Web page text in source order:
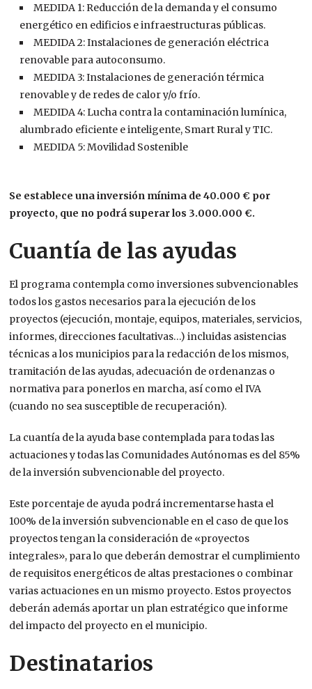
MEDIDA 1: Reducción de la demanda y el consumo
energético en edificios e infraestructuras públicas.
MEDIDA 2: Instalaciones de generación eléctrica
renovable para autoconsumo.
MEDIDA 3: Instalaciones de generación térmica
renovable y de redes de calor y/o frío.
MEDIDA 4: Lucha contra la contaminación lumínica,
alumbrado eficiente e inteligente, Smart Rural y TIC.
MEDIDA 5: Movilidad Sostenible
Se establece una inversión mínima de 40.000 € por
proyecto, que no podrá superar los 3.000.000 €.
Cuantía de las ayudas
El programa contempla como inversiones subvencionables
todos los gastos necesarios para la ejecución de los
proyectos (ejecución, montaje, equipos, materiales, servicios,
informes, direcciones facultativas…) incluidas asistencias
técnicas a los municipios para la redacción de los mismos,
tramitación de las ayudas, adecuación de ordenanzas o
normativa para ponerlos en marcha, así como el IVA
(cuando no sea susceptible de recuperación).
La cuantía de la ayuda base contemplada para todas las
actuaciones y todas las Comunidades Autónomas es del 85%
de la inversión subvencionable del proyecto.
Este porcentaje de ayuda podrá incrementarse hasta el
100% de la inversión subvencionable en el caso de que los
proyectos tengan la consideración de «proyectos
integrales», para lo que deberán demostrar el cumplimiento
de requisitos energéticos de altas prestaciones o combinar
varias actuaciones en un mismo proyecto. Estos proyectos
deberán además aportar un plan estratégico que informe
del impacto del proyecto en el municipio.
Destinatarios